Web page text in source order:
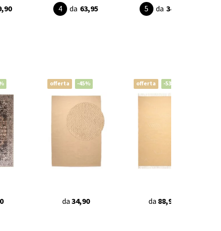
da 63,95 da 34,95
offerta -45%
da 34,90
offerta -53%
da 88,95